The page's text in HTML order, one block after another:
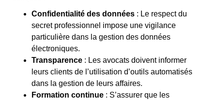
Confidentialité des données : Le respect du
secret professionnel impose une vigilance
particulière dans la gestion des données
électroniques.
Transparence : Les avocats doivent informer
leurs clients de l’utilisation d’outils automatisés
dans la gestion de leurs affaires.
Formation continue : S’assurer que les